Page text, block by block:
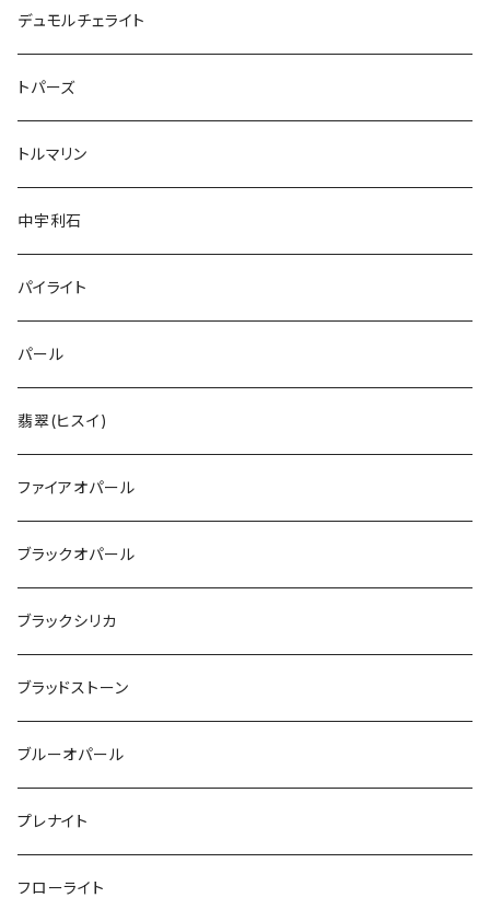
デュモルチェライト
トパーズ
トルマリン
中宇利石
パイライト
パール
翡翠(ヒスイ)
ファイアオパール
ブラックオパール
ブラックシリカ
ブラッドストーン
ブルーオパール
プレナイト
フローライト